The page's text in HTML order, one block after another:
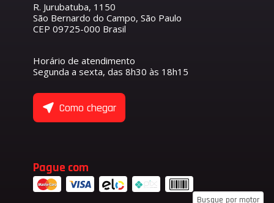
R. Jurubatuba, 1150
São Bernardo do Campo, São Paulo
CEP 09725-000 Brasil
Horário de atendimento
Segunda a sexta, das 8h30 às 18h15
Como chegar
Pague com
Busque por motor